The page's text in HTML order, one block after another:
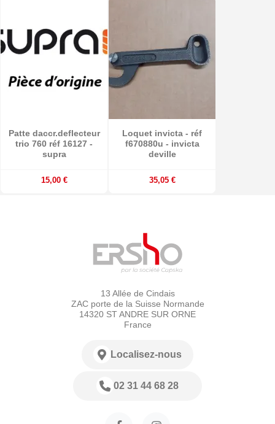
Patte daccr.deflecteur
trio 760 réf 16127 -
supra
15,00 €
Loquet invicta - réf
f670880u - invicta
deville
35,05 €
13 Allée de Cindais
ZAC porte de la Suisse Normande
14320 ST ANDRE SUR ORNE
France
Localisez-nous
02 31 44 68 28